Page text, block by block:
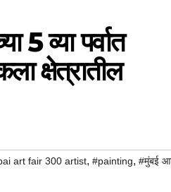
व्या पर्वात
क्षेत्रातील
art fair 300 artist, #painting, #मुंबई